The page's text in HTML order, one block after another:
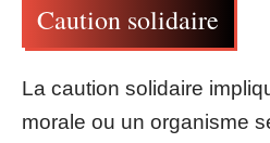
Caution solidaire
La caution solidaire
morale ou un organisme